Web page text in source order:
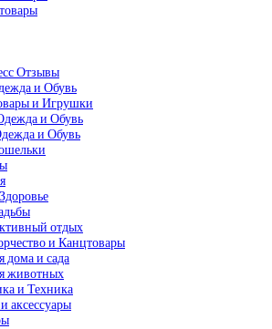
Отзывы
и Обувь
и Игрушки
и Обувь
и Обувь
отдых
и Канцтовары
дома и сада
животных
и Техника
аксессуары